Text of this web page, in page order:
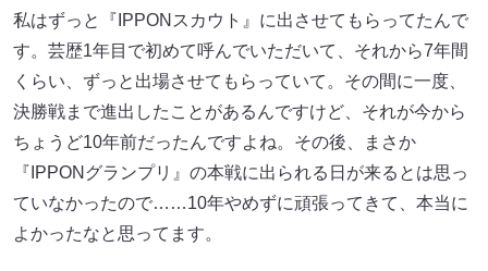
私はずっと『IPPONスカウト』に出させてもらってたんで
す。芸歴1年目で初めて呼んでいただいて、それから7年間
くらい、ずっと出場させてもらっていて。その間に一度、
決勝戦まで進出したことがあるんですけど、それが今から
ちょうど10年前だったんですよね。その後、まさか
『IPPONグランプリ』の本戦に出られる日が来るとは思っ
ていなかったので……10年やめずに頑張ってきて、本当に
よかったなと思ってます。